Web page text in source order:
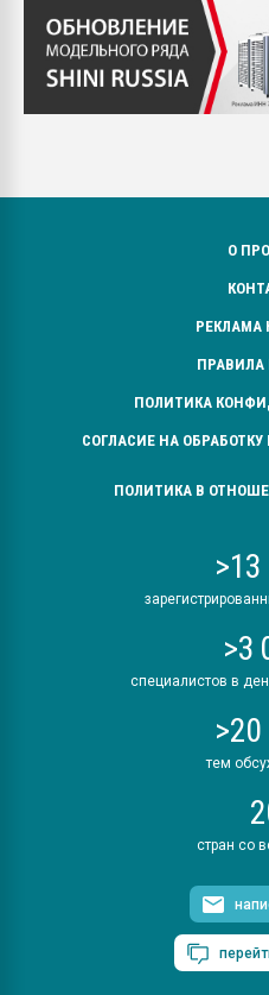
О
РЕКЛАМА
ПРАВИЛА
ПОЛИТИКА
СОГЛАСИЕ НА
ПОЛИТИКА В
>3
специалистов в
тем
стран со